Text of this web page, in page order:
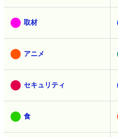
取材
アニメ
セキュリティ
食